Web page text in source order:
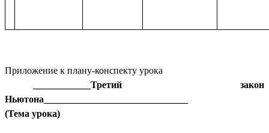
Приложение к плану-конспекту урока
____________Третий закон
Ньютона______________________________
(Тема урока)